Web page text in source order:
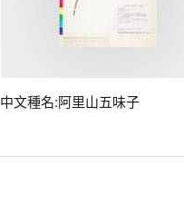
中文種名:阿里山五味子